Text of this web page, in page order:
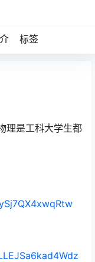
标签
理是工科大学生都